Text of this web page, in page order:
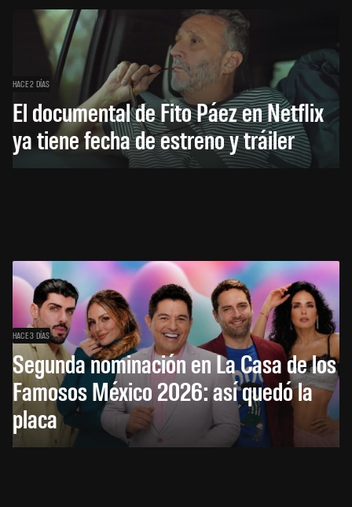
HACE 2 DÍAS
El documental de Fito Páez en Netflix
ya tiene fecha de estreno y tráiler
HACE 3 DÍAS
Segunda nominación en La Casa de los
Famosos México 2026: así quedó la
placa